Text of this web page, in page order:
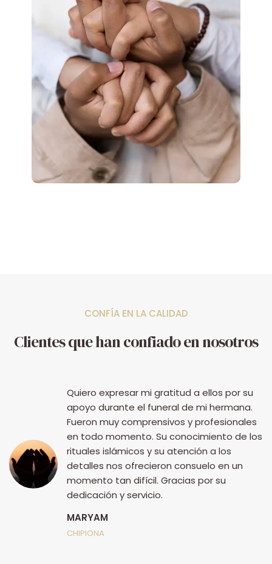
CONFÍA EN LA CALIDAD
Clientes que han confiado en nosotros
Quiero expresar mi gratitud a ellos por su
apoyo durante el funeral de mi hermana.
Fueron muy comprensivos y profesionales
en todo momento. Su conocimiento de los
rituales islámicos y su atención a los
detalles nos ofrecieron consuelo en un
momento tan difícil. Gracias por su
dedicación y servicio.
MARYAM
CHIPIONA